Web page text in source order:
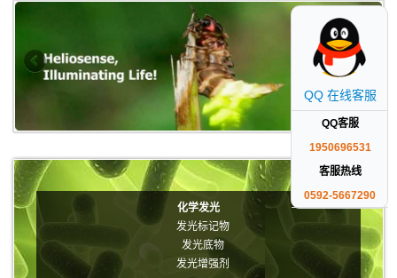
化学发光
发光标记物
发光底物
发光增强剂
QQ 在线客服
QQ客服
1950696531
客服热线
0592-5667290